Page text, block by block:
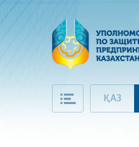
ҚАЗ